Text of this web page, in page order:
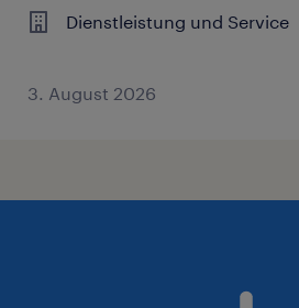
Dienstleistung und Service
3. August 2026